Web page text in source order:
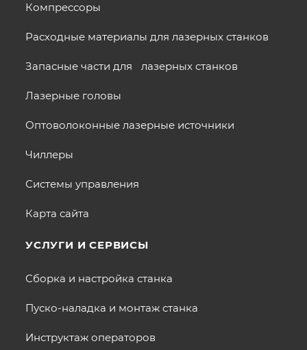
Компрессоры
Расходные материалы для лазерных станков
Запасные части для лазерных станков
Лазерные головы
Оптоволоконные лазерные источники
Чиллеры
Системы управления
Карта сайта
УСЛУГИ И СЕРВИСЫ
Сборка и настройка станка
Пуско-наладка и монтаж станка
Инструктаж операторов